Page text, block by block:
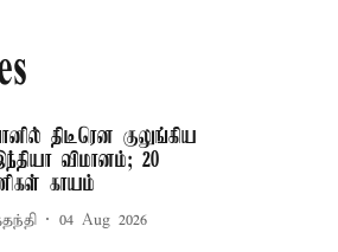
திடீரென குலுங்கிய
விமானம்; 20
காயம்
04 Aug 2026